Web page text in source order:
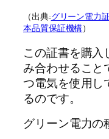
（出典:グリーン電力
本品質保証機構）
この証書を購入
み合わせること
つ電気を使用し
るのです。
グリーン電力の